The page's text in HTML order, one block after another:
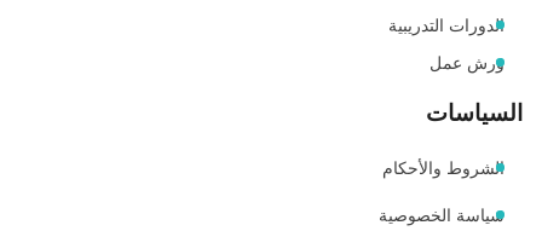
الدورات التدريبية
ورش عمل
السياسات
الشروط والأحكام
سياسة الخصوصية